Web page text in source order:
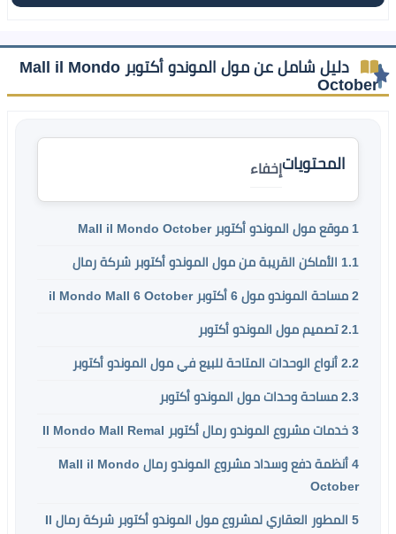
دليل شامل عن مول الموندو أكتوبر Mall il Mondo
October
المحتوياتإخفاء
1 موقع مول الموندو أكتوبر Mall il Mondo October
1.1 الأماكن القريبة من مول الموندو أكتوبر شركة رمال
2 مساحة الموندو مول 6 أكتوبر il Mondo Mall 6 October
2.1 تصميم مول الموندو أكتوبر
2.2 أنواع الوحدات المتاحة للبيع في مول الموندو أكتوبر
2.3 مساحة وحدات مول الموندو أكتوبر
3 خدمات مشروع الموندو رمال أكتوبر Il Mondo Mall Remal
4
أنظمة دفع وسداد مشروع الموندو رمال Mall il Mondo
October
5
المطور العقاري لمشروع مول الموندو أكتوبر شركة رمال Il